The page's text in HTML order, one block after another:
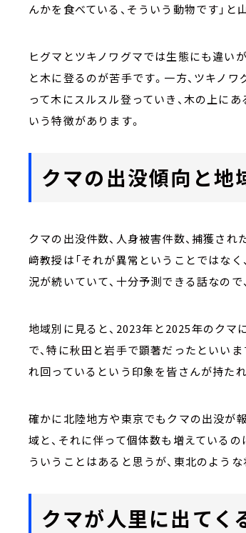
んかを食べている、そういう動物です」と
ヒグマとツキノワグマでは生態にも違い
と木に登るのが苦手です。一方、ツキノ
って木にスルスル登っていき、木の上に
いう特徴があります。
クマの出没傾向と地
クマの出没件数、人身被害件数、捕獲さ
﨑教授は「それが異常ということではな
況が続いていて、十分予測できる話なので
地域別に見ると、2023年と2025年のクマ
で、特に秋田と岩手で顕著だったといい
れ回っているという印象を皆さんが持た
確かに北陸地方や東京でもクマの出没が
域と、それに伴って個体数も増えている
ういうことはあると思うが、東北のよう
クマが人里に出てく